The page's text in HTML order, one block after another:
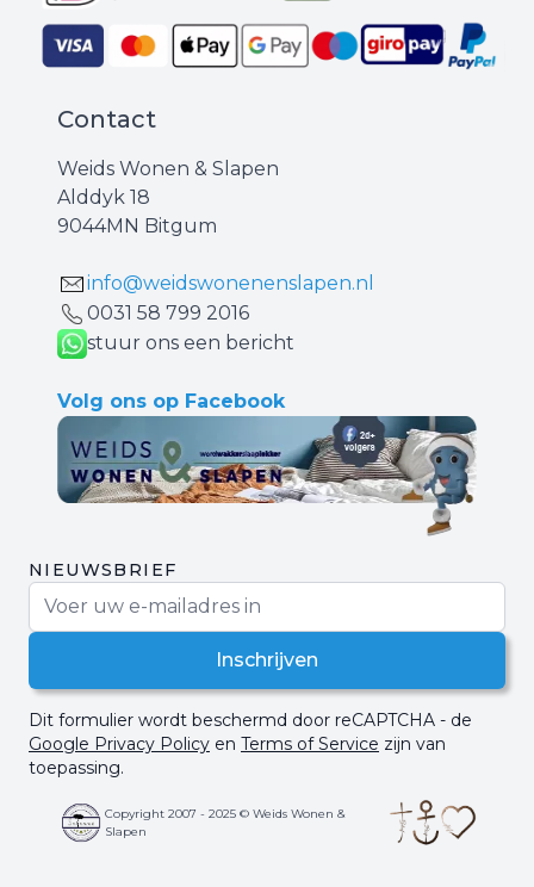
Contact
Weids Wonen & Slapen
Alddyk 18
9044MN Bitgum
info@weidswonenenslapen.nl
0031 ‪58 799 2016‬
stuur ons een bericht
Volg ons op Facebook
NIEUWSBRIEF
Inschrijven
Dit formulier wordt beschermd door reCAPTCHA - de
Google Privacy Policy en Terms of Service zijn van
toepassing.
Copyright 2007 - 2025 © Weids Wonen &
Slapen